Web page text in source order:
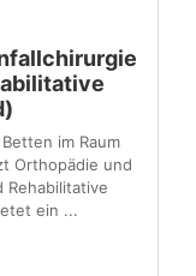
im Raum
Orthopädie und
Rehabilitative
ein ...